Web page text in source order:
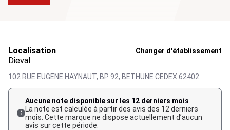
Localisation Changer d'établissement
Dieval
102 RUE EUGENE HAYNAUT, BP 92, BETHUNE CEDEX 62402
Aucune note disponible sur les 12 derniers mois
La note est calculée à partir des avis des 12 derniers
mois. Cette marque ne dispose actuellement d’aucun
avis sur cette période.